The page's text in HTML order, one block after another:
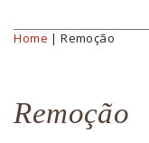
Você está aqui
Home | Remoção
Remoção